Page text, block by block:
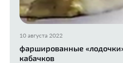
10 августа 2022
фаршированные
кабачков